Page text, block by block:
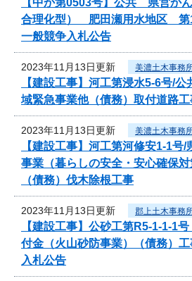
合理化型） 肥田瀬用水地区
一般競争入札公告
2023年11月13日更新 美濃土木事務
【建設工事】河工第浸水5-6号/
域緊急事業他（債務）取付道路工
2023年11月13日更新 美濃土木事務
【建設工事】河工第河修安1-1
事業（暮らしの安全・安心確保対
（債務）伐木除根工事
2023年11月13日更新 郡上土木事務
【建設工事】公砂工第R5-1-1-1
付金（火山砂防事業）（債務）
入札公告